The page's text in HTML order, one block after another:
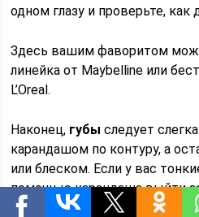
одном глазу и проверьте, как
Здесь вашим фаворитом
линейка от Maybelline или
L’Oreal.
Наконец, губы следует
карандашом по контуру, а
или блеском. Если у вас
помощью карандаша выйти
растушевать линию. Если у